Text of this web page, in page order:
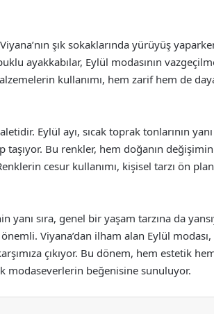
şık sokaklarında yürüyüş
ayakkabılar, Eylül modasının
kullanımı, hem zarif hem de
Eylül ayı, sıcak toprak tonlarının yanı
Bu renkler, hem doğanın
cesur kullanımı, kişisel tarzı ön
sıra, genel bir yaşam tarzına da
Viyana’dan ilham alan Eylül modası,
çıkıyor. Bu dönem, hem estetik
modaseverlerin beğenisine sunuluyor.